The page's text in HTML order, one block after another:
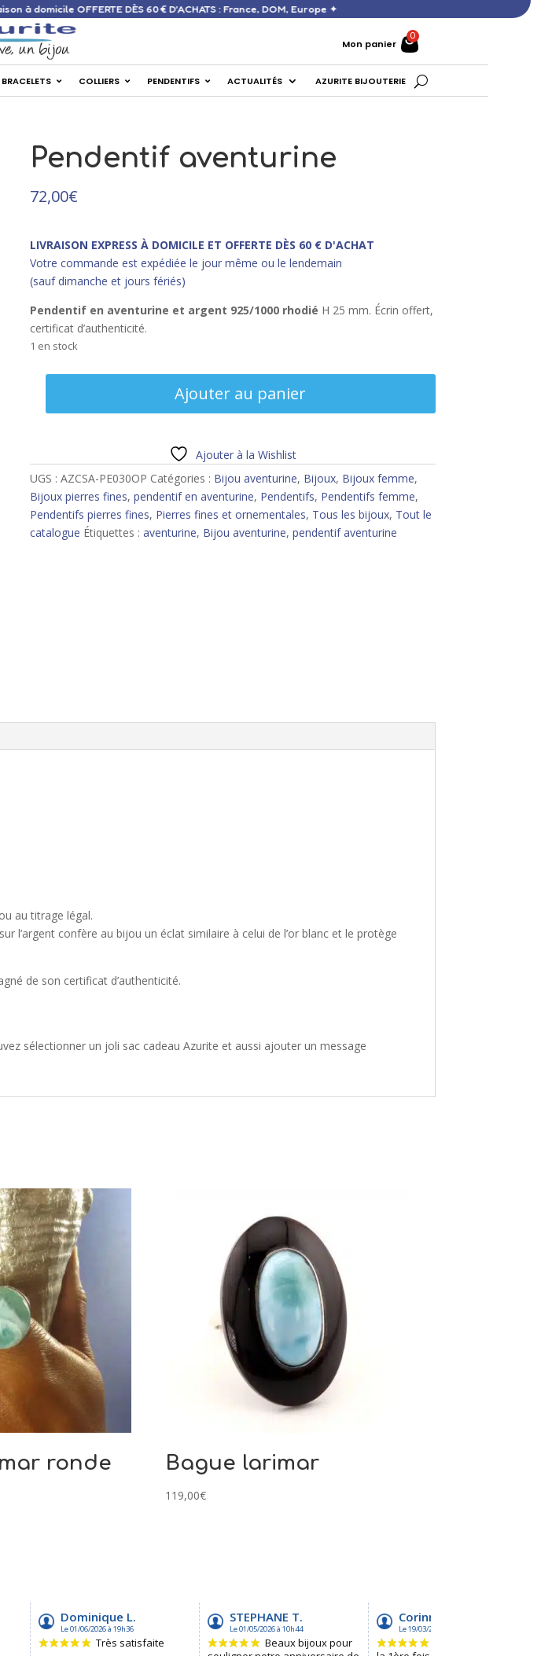
✦ Livraison à domicile OFFERTE DÈS 60 € D’ACHATS : France, DOM, Europe ✦
Mon panier
BRACELETS COLLIERS PENDENTIFS ACTUALITÉS AZURITE BIJOUTERIE
Pendentif aventurine
72,00€
LIVRAISON EXPRESS À DOMICILE ET OFFERTE DÈS 60 € D'ACHAT
Votre commande est expédiée le jour même ou le lendemain
(sauf dimanche et jours fériés)
Pendentif en aventurine et argent 925/1000 rhodié H 25 mm. Écrin offert,
certificat d’authenticité.
1 en stock
Pendentif
Ajouter au panier
Ajouter à la Wishlist
UGS : AZCSA-PE030OP Catégories : Bijou aventurine, Bijoux, Bijoux femme,
Bijoux pierres fines, pendentif en aventurine, Pendentifs, Pendentifs femme,
Pendentifs pierres fines, Pierres fines et ornementales, Tous les bijoux, Tout le
catalogue Étiquettes : aventurine, Bijou aventurine, pendentif aventurine
au titrage légal.
l’argent confère au bijou un éclat similaire à celui de l’or blanc et le protège
de son certificat d’authenticité.
sélectionner un joli sac cadeau Azurite et aussi ajouter un message
ronde Bague larimar
119,00€